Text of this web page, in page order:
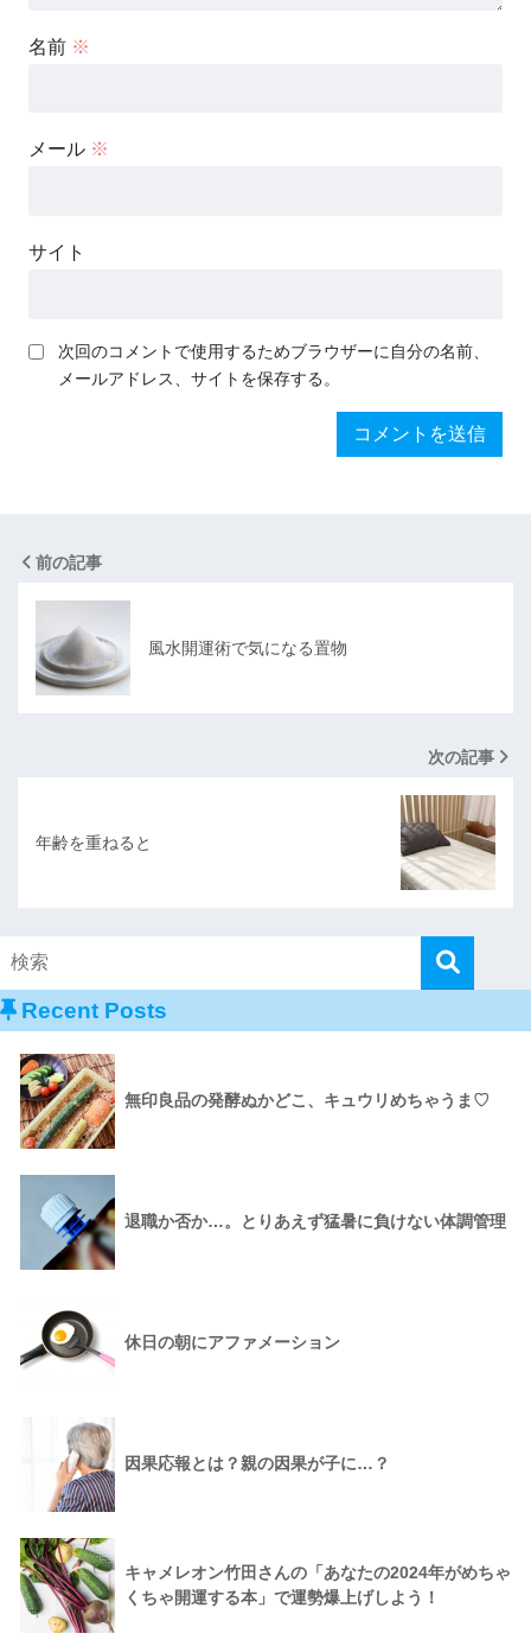
名前 ※
メール ※
サイト
次回のコメントで使用するためブラウザーに自分の名前、
メールアドレス、サイトを保存する。
前の記事
風水開運術で気になる置物
次の記事
年齢を重ねると
Recent Posts
無印良品の発酵ぬかどこ、キュウリめちゃうま♡
退職か否か…。とりあえず猛暑に負けない体調管理
休日の朝にアファメーション
因果応報とは？親の因果が子に…？
キャメレオン竹田さんの「あなたの2024年がめちゃ
くちゃ開運する本」で運勢爆上げしよう！